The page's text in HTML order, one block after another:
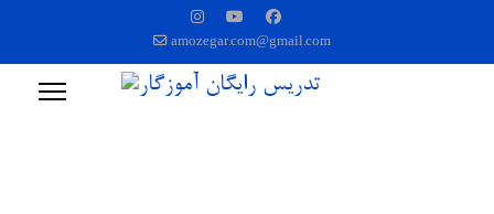
amozegar.com@gmail.com